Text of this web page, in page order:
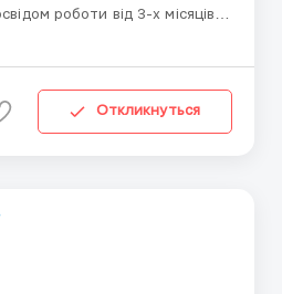
роботи від 3-х місяців.
опікуна будуть: прання
нетримання сечі і ...
Откликнуться